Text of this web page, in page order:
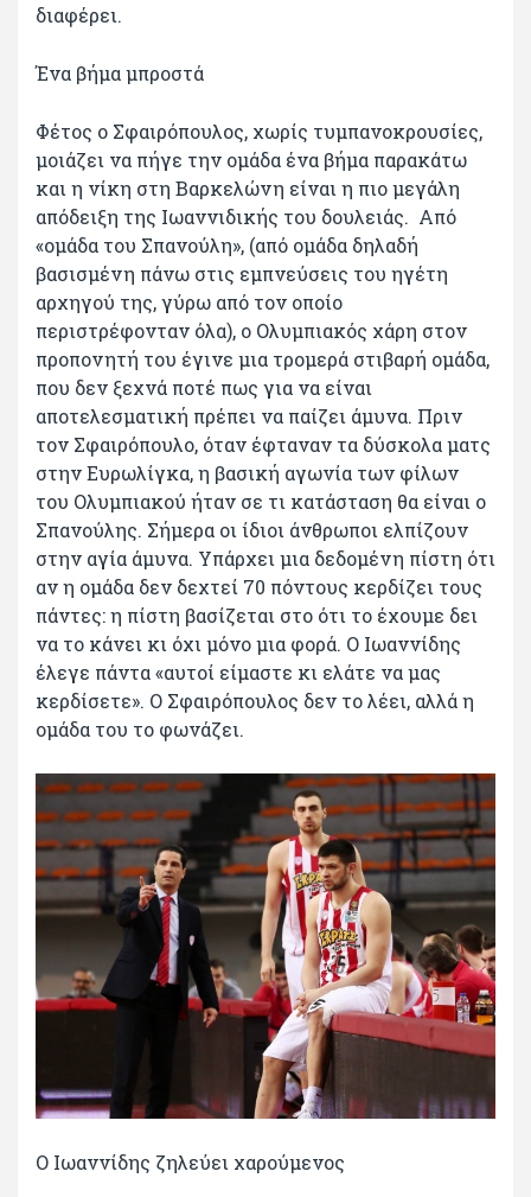
διαφέρει.
Ένα βήμα μπροστά
Φέτος ο Σφαιρόπουλος, χωρίς τυμπανοκρουσίες,
μοιάζει να πήγε την ομάδα ένα βήμα παρακάτω
και η νίκη στη Βαρκελώνη είναι η πιο μεγάλη
απόδειξη της Ιωαννιδικής του δουλειάς. Από
«ομάδα του Σπανούλη», (από ομάδα δηλαδή
βασισμένη πάνω στις εμπνεύσεις του ηγέτη
αρχηγού της, γύρω από τον οποίο
περιστρέφονταν όλα), ο Ολυμπιακός χάρη στον
προπονητή του έγινε μια τρομερά στιβαρή ομάδα,
που δεν ξεχνά ποτέ πως για να είναι
αποτελεσματική πρέπει να παίζει άμυνα. Πριν
τον Σφαιρόπουλο, όταν έφταναν τα δύσκολα ματς
στην Ευρωλίγκα, η βασική αγωνία των φίλων
του Ολυμπιακού ήταν σε τι κατάσταση θα είναι ο
Σπανούλης. Σήμερα οι ίδιοι άνθρωποι ελπίζουν
στην αγία άμυνα. Υπάρχει μια δεδομένη πίστη ότι
αν η ομάδα δεν δεχτεί 70 πόντους κερδίζει τους
πάντες: η πίστη βασίζεται στο ότι το έχουμε δει
να το κάνει κι όχι μόνο μια φορά. Ο Ιωαννίδης
έλεγε πάντα «αυτοί είμαστε κι ελάτε να μας
κερδίσετε». Ο Σφαιρόπουλος δεν το λέει, αλλά η
ομάδα του το φωνάζει.
Ο Ιωαννίδης ζηλεύει χαρούμενος